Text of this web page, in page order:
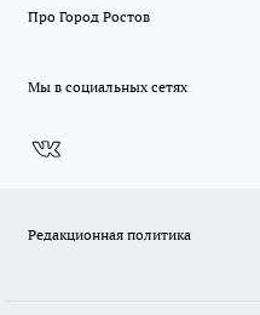
Про Город Ростов
Мы в социальных сетях
Редакционная политика